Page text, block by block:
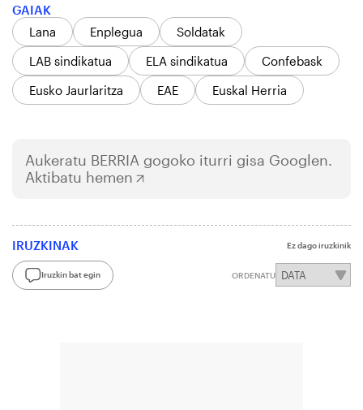
GAIAK
Lana
Enplegua
Soldatak
LAB sindikatua
ELA sindikatua
Confebask
Eusko Jaurlaritza
EAE Euskal Herria
Aukeratu BERRIA gogoko iturri gisa Googlen.
Aktibatu hemen
IRUZKINAK Ez dago iruzkinik
Iruzkin bat egin ORDENATU